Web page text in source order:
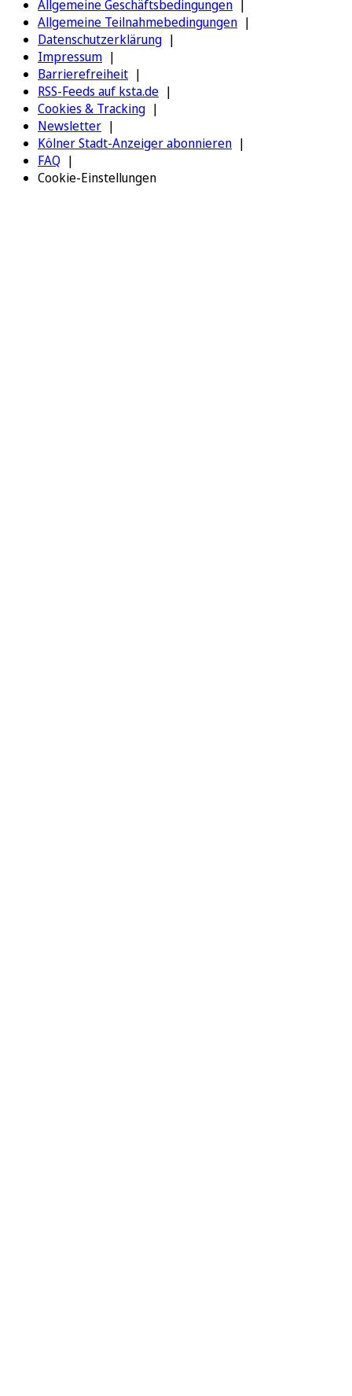
Allgemeine Geschäftsbedingungen
Allgemeine Teilnahmebedingungen
Datenschutzerklärung
Impressum
Barrierefreiheit
RSS-Feeds auf ksta.de
Cookies & Tracking
Newsletter
Kölner Stadt-Anzeiger abonnieren
FAQ
Cookie-Einstellungen